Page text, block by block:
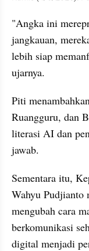
"Angka ini
jangkauan,
lebih siap
ujarnya.
Piti
Ruangguru, dan
literasi AI dan
jawab.
Sementara itu,
Wahyu Pudjianto
mengubah cara
berkomunikasi
digital menjadi